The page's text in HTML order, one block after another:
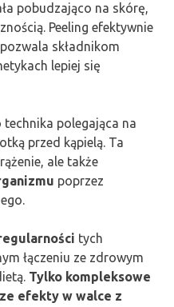
pobudzająco na skórę,
Peeling efektywnie
składnikom
lepiej się
technika polegająca na
przed kąpielą. Ta
ale także
poprzez
tych
łączeniu ze zdrowym
Tylko kompleksowe
efekty w walce z